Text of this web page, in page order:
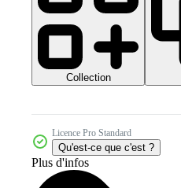
Collection
Licence Pro Standard
Qu'est-ce que c'est ?
Plus d'infos